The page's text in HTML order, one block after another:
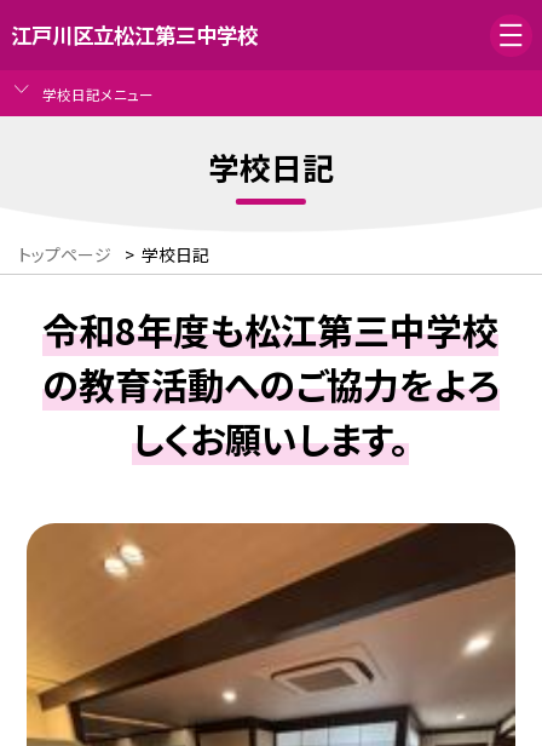
江戸川区立松江第三中学校
学校日記メニュー
学校日記
トップページ > 学校日記
令和8年度も松江第三中学校
の教育活動へのご協力をよろ
しくお願いします。